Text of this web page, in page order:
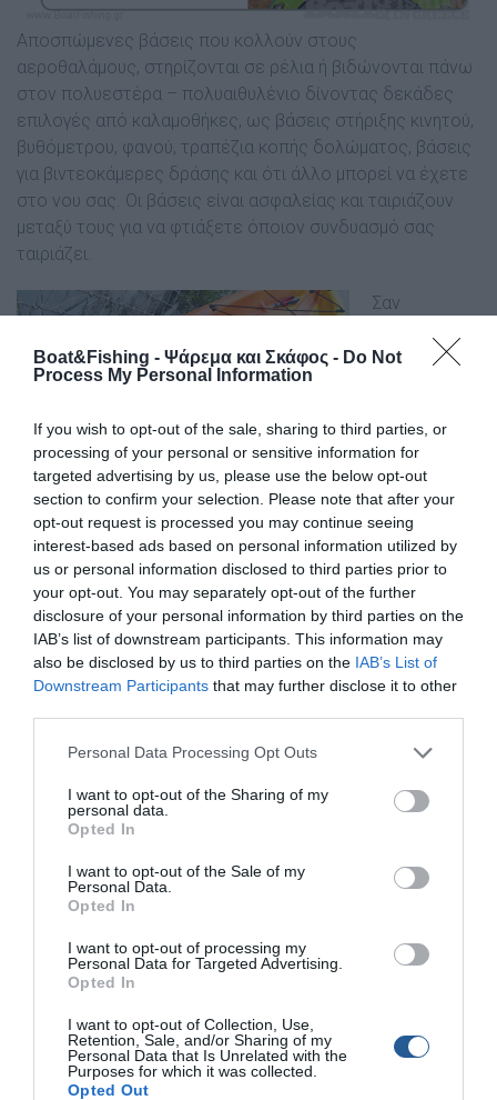
Boat&Fishing - Ψάρεμα και Σκάφος - Do Not
Process My Personal Information
If you wish to opt-out of the sale, sharing to third parties, or
processing of your personal or sensitive information for
targeted advertising by us, please use the below opt-out
section to confirm your selection. Please note that after your
opt-out request is processed you may continue seeing
interest-based ads based on personal information utilized by
us or personal information disclosed to third parties prior to
your opt-out. You may separately opt-out of the further
disclosure of your personal information by third parties on the
IAB’s list of downstream participants. This information may
also be disclosed by us to third parties on the IAB’s List of
Downstream Participants that may further disclose it to other
Personal Data Processing Opt Outs
I want to opt-out of the Sharing of my
personal data.
Opted In
I want to opt-out of the Sale of my
Personal Data.
Opted In
I want to opt-out of processing my
Personal Data for Targeted Advertising.
Opted In
I want to opt-out of Collection, Use,
Retention, Sale, and/or Sharing of my
Personal Data that Is Unrelated with the
Purposes for which it was collected.
Opted Out
Αποσπώµενες βάσεις που κολλούν στους
αεροθαλάµους, στηρίζονται σε ρέλια ή βιδώνονται πάνω
στον πολυεστέρα – πολυαιθυλένιο δίνοντας δεκάδες
επιλογές από καλαµοθήκες, ως βάσεις στήριξης κινητού,
βυθόµετρου, φανού, τραπέζια κοπής δολώµατος, βάσεις
για βιντεοκάµερες δράσης και ότι άλλο µπορεί να έχετε
στο νου σας. Οι βάσεις είναι ασφαλείας και ταιριάζουν
µεταξύ τους για να φτιάξετε όποιον συνδυασµό σας
ταιριάζει.
Σαν
έχουµε ένα
οποίο ο
ιδιοκτήτης
του θέλησε
να το
µετατρέψει
σε fishing
kayak,